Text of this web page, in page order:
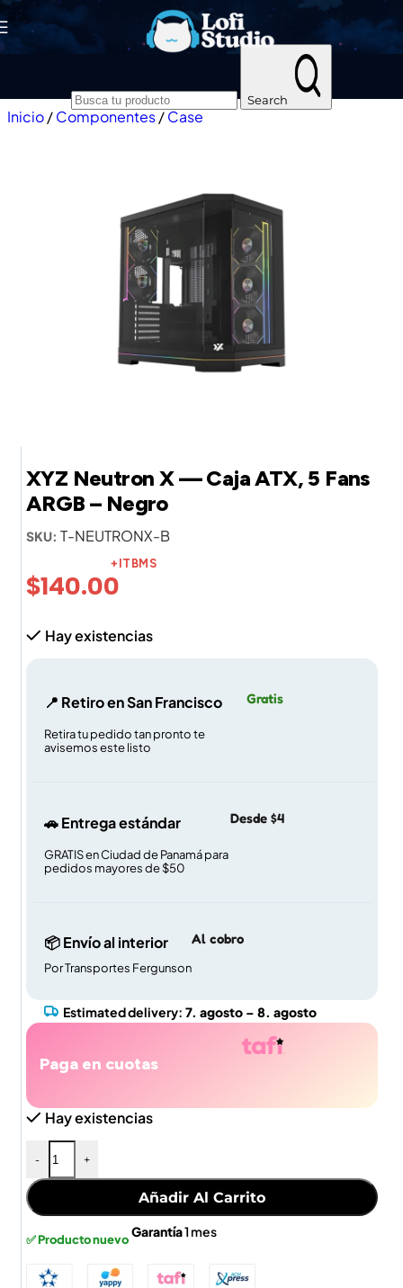
Skip to navigation Skip to main content
Search
Inicio/Componentes/Case
XYZ Neutron X — Caja ATX, 5 Fans
ARGB – Negro
SKU: T-NEUTRONX-B
$140.00
+ITBMS
Hay existencias
📍 Retiro en San Francisco
Retira tu pedido tan pronto te
avisemos este listo
Gratis
🚗 Entrega estándar
GRATIS en Ciudad de Panamá para
pedidos mayores de $50
Desde $4
📦 Envío al interior
Por Transportes Fergunson
Al cobro
Estimated delivery: 7. agosto – 8. agosto
Paga en cuotas
Hay existencias
- +
Añadir Al Carrito
✅ Producto nuevoGarantía1 mes